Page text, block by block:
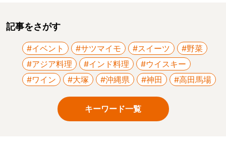
記事をさがす
#イベント #サツマイモ #スイーツ
#野菜
#アジア料理
#インド料理
#ウイスキー
#ワイン
#大塚 #沖縄県 #神田 #高田馬場
キーワード一覧